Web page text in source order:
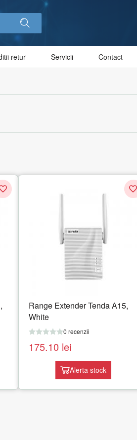
retur Servicii Contact
Range Extender Tenda A15,
White
0 recenzii
175.10 lei
Alerta stock